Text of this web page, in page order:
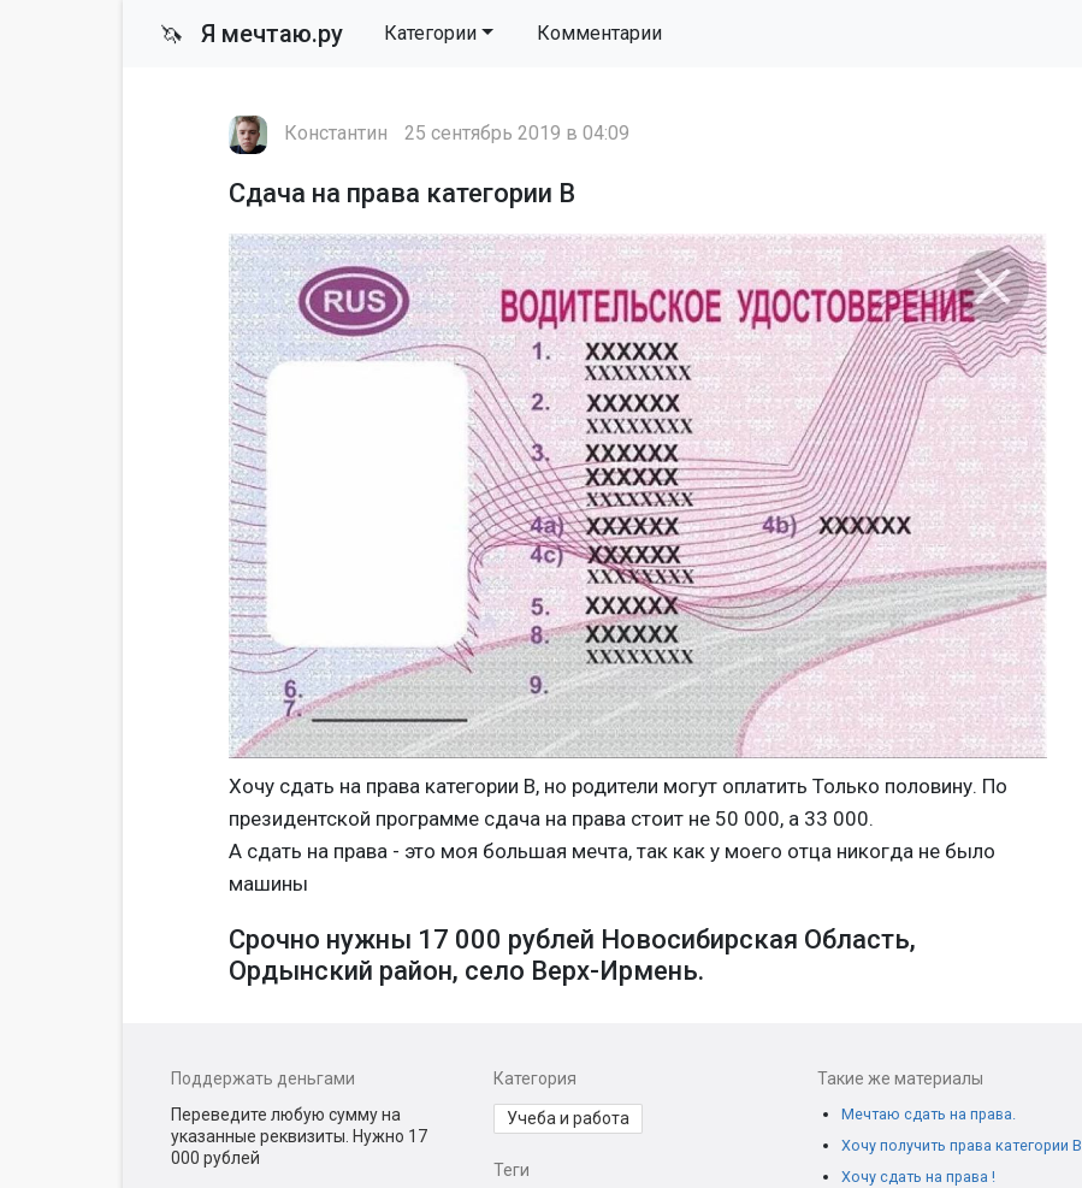
🦄 Я мечтаю.ру Категории Комментарии
Константин 25 сентябрь 2019 в 04:09
Сдача на права категории B
Хочу сдать на права категории B, но родители могут оплатить Только половину. По
президентской программе сдача на права стоит не 50 000, а 33 000.
А сдать на права - это моя большая мечта, так как у моего отца никогда не было
машины
Срочно нужны 17 000 рублей Новосибирская Область,
Ордынский район, село Верх-Ирмень.
Поддержать деньгами
Переведите любую сумму на
указанные реквизиты. Нужно 17
000 рублей
Категория
Учеба и работа
Теги
Такие же материалы
Мечтаю сдать на права.
Хочу получить права категории В
Хочу сдать на права !